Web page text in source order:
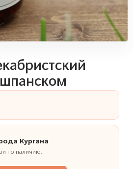
Кургана
по наличию.